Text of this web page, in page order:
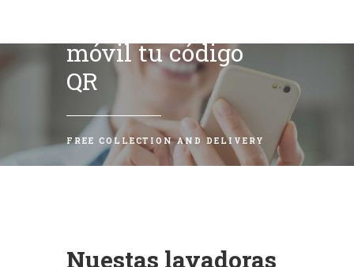
móvil tu código
QR
FREE COLLECTION AND DELIVERY
Nuestas lavadoras